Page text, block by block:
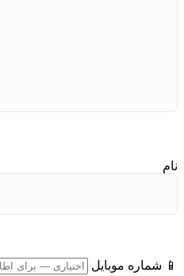
نام
📱 شماره موبایل